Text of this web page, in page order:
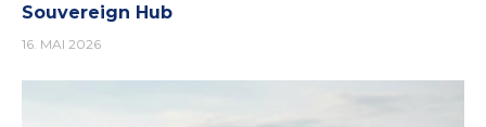
Souvereign Hub
16. MAI 2026